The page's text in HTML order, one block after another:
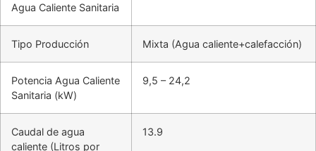
Agua Caliente Sanitaria
Tipo Producción Mixta (Agua caliente+calefacción)
Potencia Agua Caliente
Sanitaria (kW)
9,5 – 24,2
Caudal de agua
caliente (Litros por
13.9